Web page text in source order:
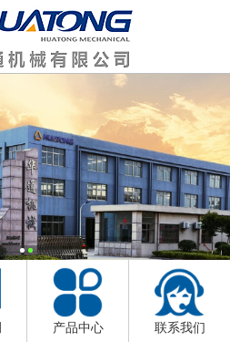
产品中心 联系我们